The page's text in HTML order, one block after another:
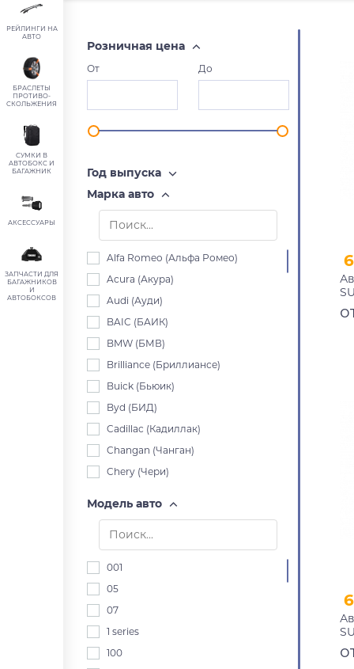
РЕЙЛИНГИ НА
АВТО
БРАСЛЕТЫ
ПРОТИВО-
СКОЛЬЖЕНИЯ
СУМКИ В
АВТОБОКС И
БАГАЖНИК
АКСЕССУАРЫ
ЗАПЧАСТИ ДЛЯ
БАГАЖНИКОВ
И
АВТОБОКСОВ
Розничная цена
От До
Год выпуска
Марка авто
Alfa Romeo (Альфа Ромео)
Acura (Акура)
Audi (Ауди)
BAIC (БАИК)
BMW (БМВ)
Brilliance (Бриллиансе)
Buick (Бьюик)
Byd (БИД)
Cadillac (Кадиллак)
Changan (Чанган)
Chery (Чери)
Citroen (Ситроен)
Модель авто
001
05
07
1 series
100